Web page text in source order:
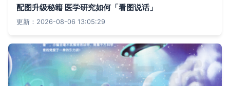
配图升级秘籍 医学研究如何「看图说话」
更新：2026-08-06 13:05:29